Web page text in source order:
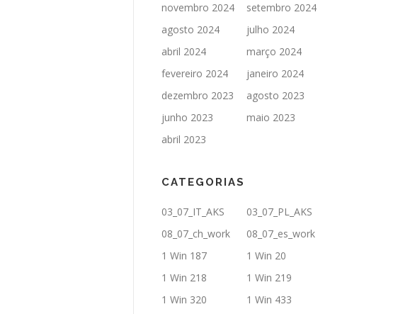
novembro 2024
setembro 2024
agosto 2024
julho 2024
abril 2024
março 2024
fevereiro 2024
janeiro 2024
dezembro 2023
agosto 2023
junho 2023
maio 2023
abril 2023
CATEGORIAS
03_07_IT_AKS
03_07_PL_AKS
08_07_ch_work
08_07_es_work
1 Win 187
1 Win 20
1 Win 218
1 Win 219
1 Win 320
1 Win 433